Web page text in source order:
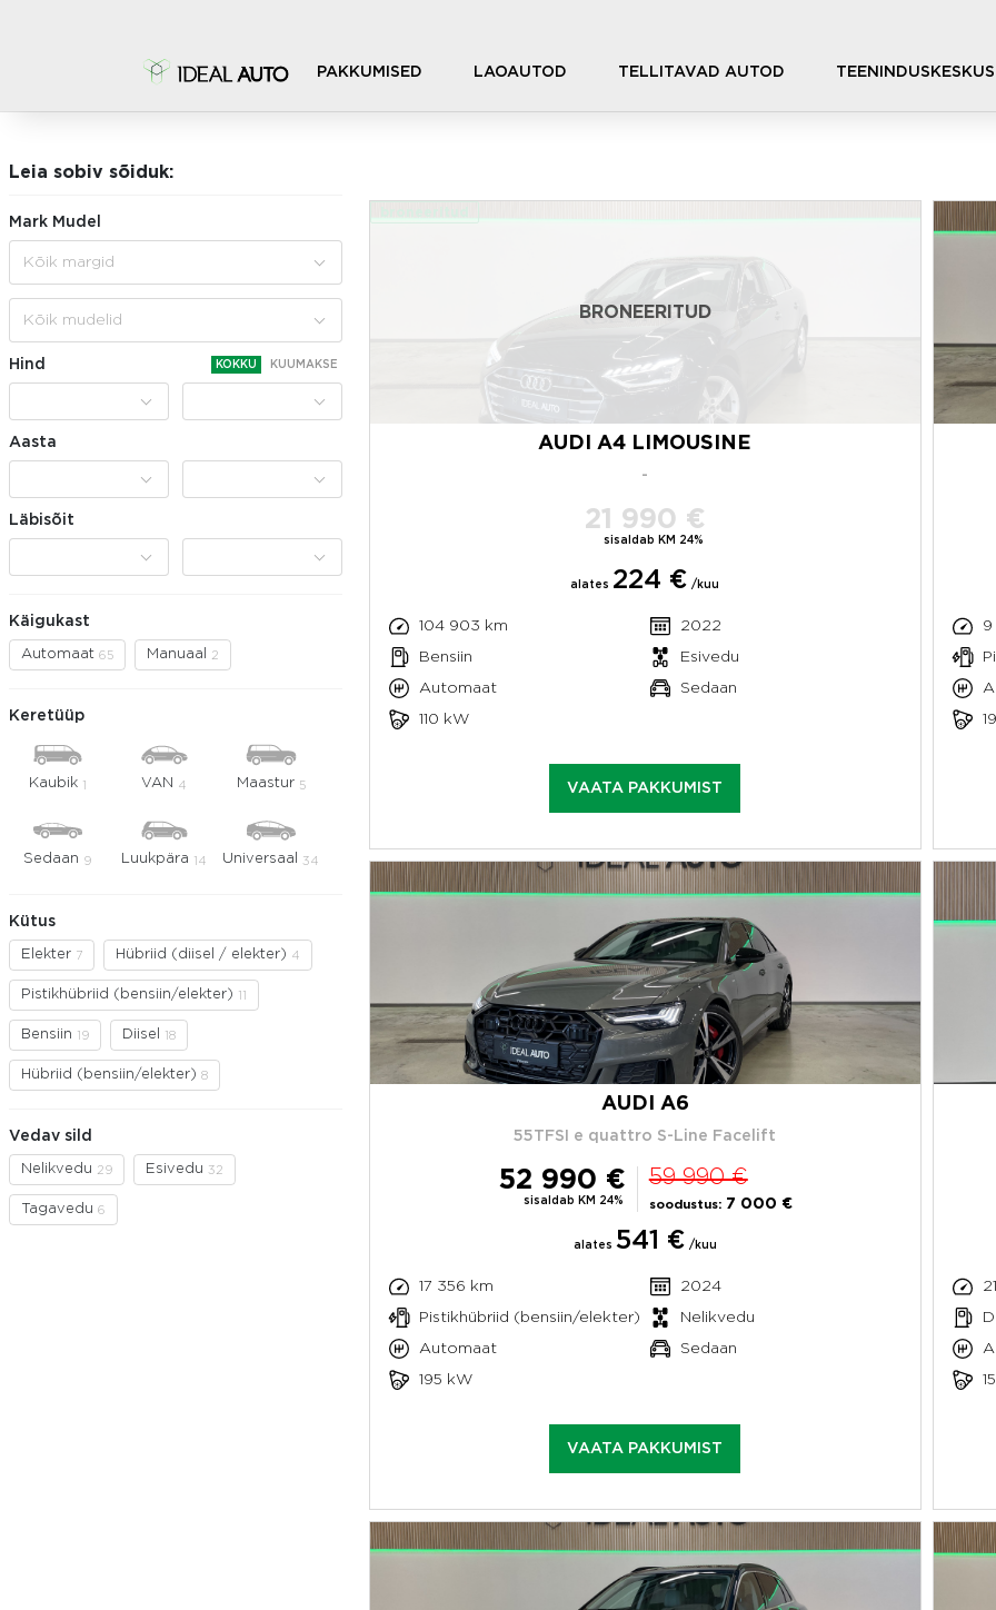
PAKKUMISED LAOAUTOD TELLITAVAD AUTOD TEENINDUSKESKUS
LAOAUTOD
Leia sobiv sõiduk:
Mark Mudel
Kõik margid
Kõik mudelid
Hind KOKKU KUUMAKSE
Aasta
Läbisõit
Käigukast
Automaat 65 Manuaal 2
Keretüüp
Kaubik 1 VAN 4 Maastur 5
Sedaan 9 Luukpära 14 Universaal 34
Kütus
Elekter 7 Hübriid (diisel / elekter) 4
Pistikhübriid (bensiin/elekter) 11
Bensiin 19 Diisel 18
Hübriid (bensiin/elekter) 8
Vedav sild
Nelikvedu 29 Esivedu 32
Tagavedu 6
BRONEERITUD
AUDI A4 LIMOUSINE
-
21 990 €
sisaldab KM 24%
alates 224 € /kuu
104 903 km
2022
Bensiin
Esivedu
Automaat
Sedaan
110 kW
VAATA PAKKUMIST
9
AUDI A6
55TFSI e quattro S-Line Facelift
52 990 €
sisaldab KM 24%
59 990 €
soodustus: 7 000 €
alates 541 € /kuu
17 356 km
2024
Pistikhübriid (bensiin/elekter)
Nelikvedu
Automaat
Sedaan
195 kW
VAATA PAKKUMIST